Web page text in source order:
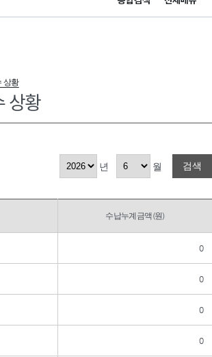
전자정부 누리집입니다.
상황
상황
년 월 검색
수납누계금액(원)
0
0
0
0